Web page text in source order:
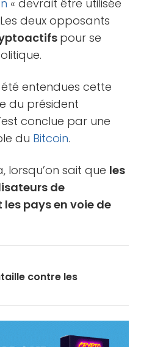
« devrait être utilisée
deux opposants
pour se
entendues cette
du président
conclue par une
du Bitcoin.
lorsqu’on sait que les
de
les pays en voie de
contre les